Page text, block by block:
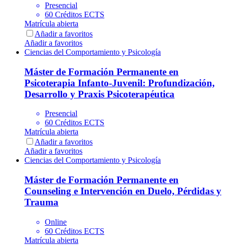
Presencial
60 Créditos ECTS
Matrícula abierta
Añadir a favoritos
Añadir a favoritos
Ciencias del Comportamiento y Psicología
Máster de Formación Permanente en
Psicoterapia Infanto-Juvenil: Profundización,
Desarrollo y Praxis Psicoterapéutica
Presencial
60 Créditos ECTS
Matrícula abierta
Añadir a favoritos
Añadir a favoritos
Ciencias del Comportamiento y Psicología
Máster de Formación Permanente en
Counseling e Intervención en Duelo, Pérdidas y
Trauma
Online
60 Créditos ECTS
Matrícula abierta